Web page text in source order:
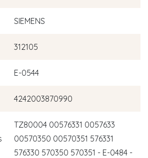
SIEMENS
312105
E-0544
4242003870990
TZ80004 00576331 0057633
00570350 00570351 576331
576330 570350 570351 - E-0484 -